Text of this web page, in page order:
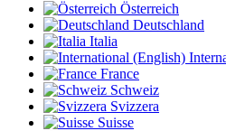
Österreich
Deutschland
Italia
France
Schweiz
Svizzera
Suisse